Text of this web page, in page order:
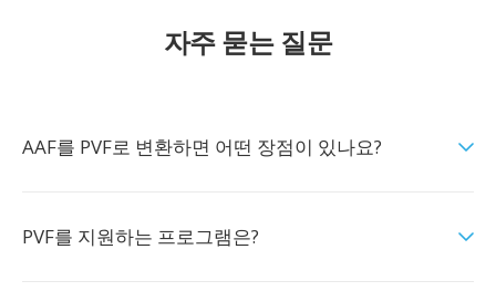
자주 묻는 질문
AAF를 PVF로 변환하면 어떤 장점이 있나요?
PVF를 지원하는 프로그램은?